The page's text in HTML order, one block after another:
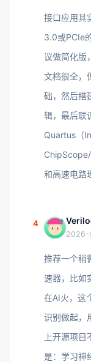
接口应用其
3.0或PCIe
议做简化版
文档很全，
础，然后搭
辑，最后联
Quartus（
和高速电路
4
2026-
推荐一个稍
速器，比如
在AI火，这
识别做起，
上开源项
是：学习神